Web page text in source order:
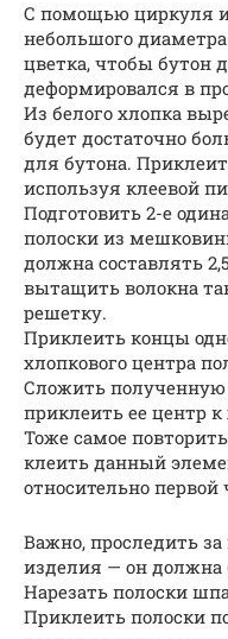
С помощью циркуля
небольшого
цветка, чтобы бутон
деформировался в
Из белого хлопка
будет достаточно
для бутона.
используя клеевой
Подготовить 2-е
полоски из
должна составлять
вытащить волокна
решетку.
Приклеить концы
хлопкового центра
Сложить
приклеить ее центр
Тоже самое
клеить данный
относительно первой
Важно, проследить
изделия — он должна
Нарезать полоски
Приклеить полоски